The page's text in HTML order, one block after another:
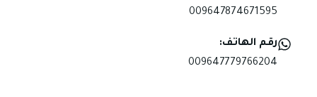
009647874671595
رقم الهاتف:
009647779766204